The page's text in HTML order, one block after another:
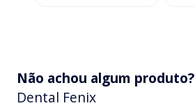
Não achou algum produto?
Dental Fenix